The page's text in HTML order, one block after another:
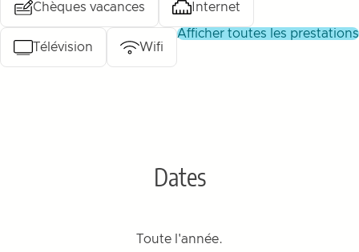
Chèques vacances Internet
Télévision Wifi
afficher toutes les prestations
Dates
Toute l'année.